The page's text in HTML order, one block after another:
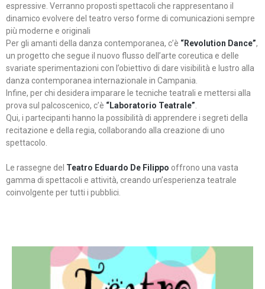
espressive. Verranno proposti spettacoli che rappresentano il
dinamico evolvere del teatro verso forme di comunicazioni sempre
più moderne e originali
Per gli amanti della danza contemporanea, c’è “Revolution Dance”,
un progetto che segue il nuovo flusso dell’arte coreutica e delle
svariate sperimentazioni con l’obiettivo di dare visibilità e lustro alla
danza contemporanea internazionale in Campania.
Infine, per chi desidera imparare le tecniche teatrali e mettersi alla
prova sul palcoscenico, c’è “Laboratorio Teatrale”
Qui, i partecipanti hanno la possibilità di apprendere i segreti della
recitazione e della regia, collaborando alla creazione di uno
spettacolo.
Le rassegne del Teatro Eduardo De Filippo offrono una vasta
gamma di spettacoli e attività, creando un’esperienza teatrale
coinvolgente per tutti i pubblici.